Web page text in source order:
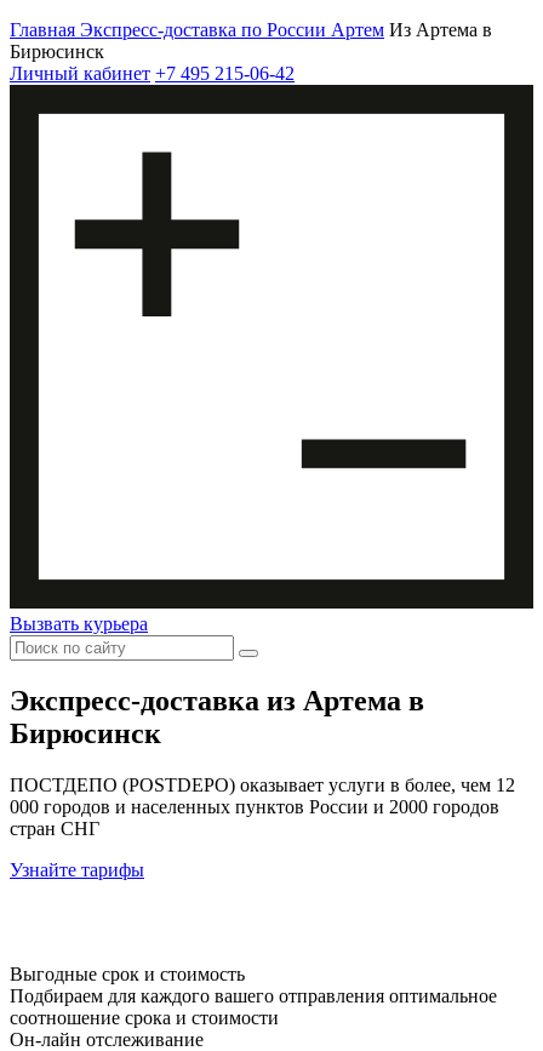
Главная Экспресс-доставка по России Артем Из Артема в
Бирюсинск
Личный кабинет +7 495 215-06-42
Вызвать курьера
Экспресс-доставка из Артема в
Бирюсинск
ПОСТДЕПО (POSTDEPO) оказывает услуги в более, чем 12
000 городов и населенных пунктов России и 2000 городов
стран СНГ
Узнайте тарифы
Выгодные срок и стоимость
Подбираем для каждого вашего отправления оптимальное
соотношение срока и стоимости
Он-лайн отслеживание